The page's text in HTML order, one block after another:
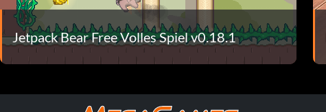
Jetpack Bear Free Volles Spiel v0.18.1